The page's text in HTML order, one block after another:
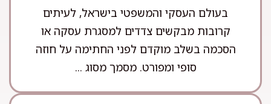
בעולם העסקי והמשפטי בישראל, לעיתים
קרובות מבקשים צדדים למסגרת עסקה או
הסכמה בשלב מוקדם לפני החתימה על חוזה
סופי ומפורט. מסמך מסוג ...